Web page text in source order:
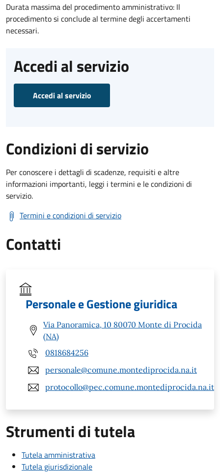
Durata massima del procedimento amministrativo: Il
procedimento si conclude al termine degli accertamenti
necessari.
Accedi al servizio
Accedi al servizio
Condizioni di servizio
Per conoscere i dettagli di scadenze, requisiti e altre
informazioni importanti, leggi i termini e le condizioni di
servizio.
Termini e condizioni di servizio
Contatti
Personale e Gestione giuridica
Via Panoramica, 10 80070 Monte di Procida
(NA)
0818684256
personale@comune.montediprocida.na.it
protocollo@pec.comune.montediprocida.na.it
Strumenti di tutela
Tutela amministrativa
Tutela giurisdizionale